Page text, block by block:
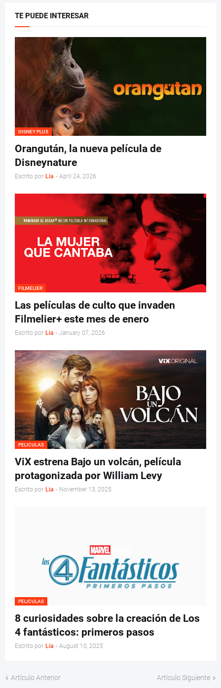
TE PUEDE INTERESAR
DISNEY PLUS
Orangután, la nueva película de
Disneynature
Escrito por Lia - April 24, 2026
FILMELIER
Las películas de culto que invaden
Filmelier+ este mes de enero
Escrito por Lia - January 07, 2026
PELICULAS
ViX estrena Bajo un volcán, película
protagonizada por William Levy
Escrito por Lia - November 13, 2025
PELICULAS
8 curiosidades sobre la creación de Los
4 fantásticos: primeros pasos
Escrito por Lia - August 10, 2025
Artículo Anterior Artículo Siguiente